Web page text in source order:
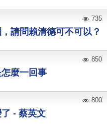
請問賴清德可不可以？
735
麼一回事
850
- 蔡英文
800